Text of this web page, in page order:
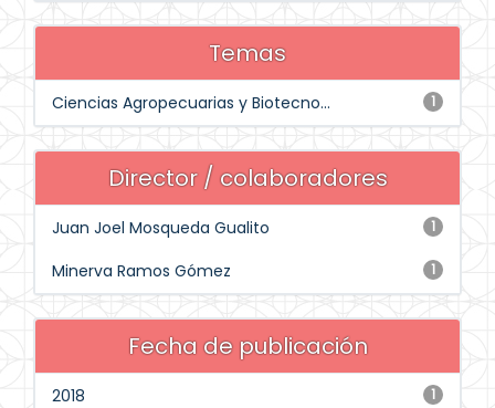
Temas
1
Ciencias Agropecuarias y Biotecno...
Director / colaboradores
1
Juan Joel Mosqueda Gualito
1
Minerva Ramos Gómez
Fecha de publicación
1
2018